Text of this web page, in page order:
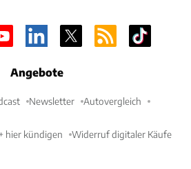
Angebote
Newsletter Autovergleich
hier kündigen Widerruf digitaler Käufe